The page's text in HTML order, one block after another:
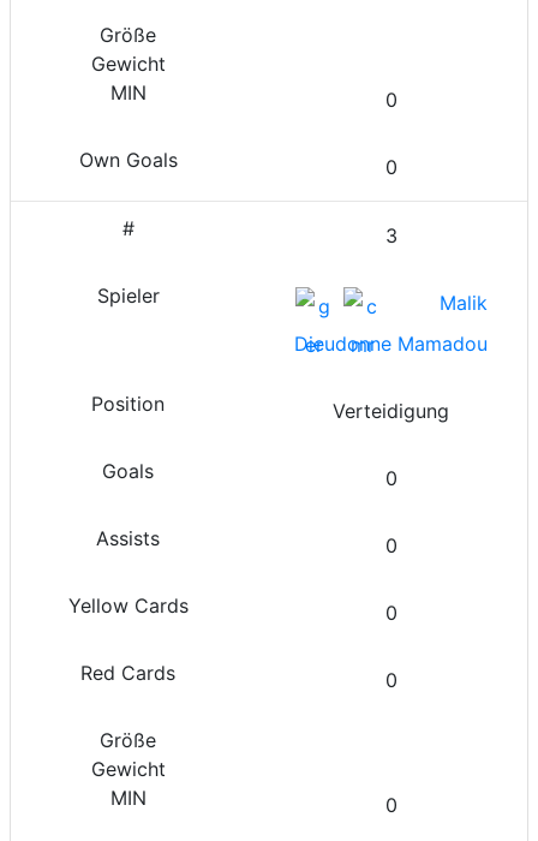
0
0
3
Malik
Dieudonne Mamadou
Verteidigung
0
0
0
0
0